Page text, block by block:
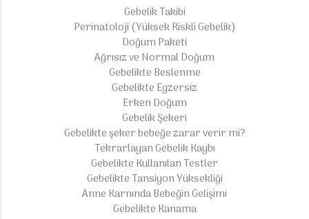
Gebelik Takibi
Perinatoloji (Yüksek Riskli Gebelik)
Doğum Paketi
Ağrısız ve Normal Doğum
Gebelikte Beslenme
Gebelikte Egzersiz
Erken Doğum
Gebelik Şekeri
Gebelikte şeker bebeğe zarar verir mi?
Tekrarlayan Gebelik Kaybı
Gebelikte Kullanılan Testler
Gebelikte Tansiyon Yüksekliği
Anne Karnında Bebeğin Gelişimi
Gebelikte Kanama